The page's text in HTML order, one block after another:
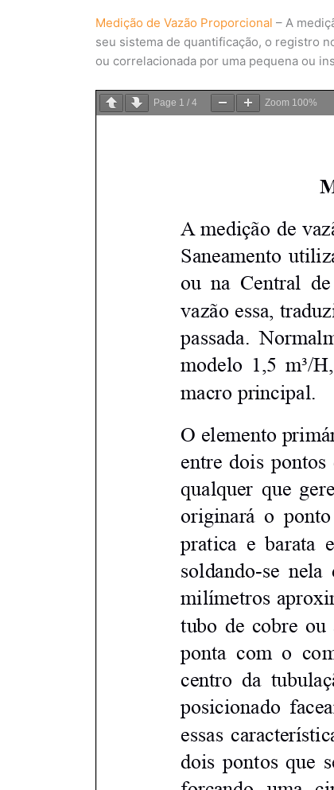
Medição de Vazão Proporcional – A
seu sistema de quantificação, o registro
ou correlacionada por uma pequena ou
Page 1 /4 Zoom 100%